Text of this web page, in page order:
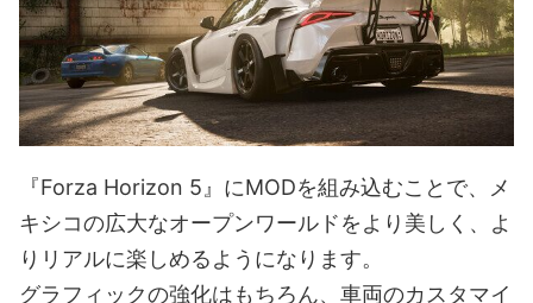
『Forza Horizon 5』にMODを組み込むことで、メ
キシコの広大なオープンワールドをより美しく、よ
りリアルに楽しめるようになります。
グラフィックの強化はもちろん、車両のカスタマイ